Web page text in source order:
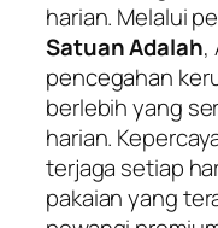
harian. Melalui
Satuan Adalah,
pencegahan
berlebih yang
harian.
terjaga setiap
pakaian yang